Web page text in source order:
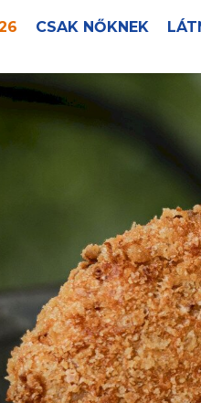
CSAK NŐKNEK